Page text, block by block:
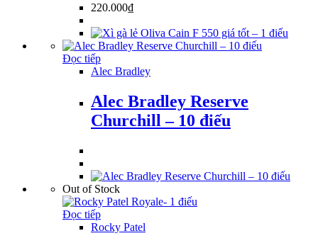
220.000₫
Đọc tiếp
Alec Bradley
Alec Bradley Reserve
Churchill – 10 điếu
Out of Stock
Đọc tiếp
Rocky Patel